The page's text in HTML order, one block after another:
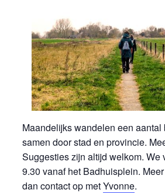
Maandelijks wandelen een aantal
samen door stad en provincie.
Suggesties zijn altijd welkom. We
9.30 vanaf het Badhuisplein.
dan contact op metYvonne.